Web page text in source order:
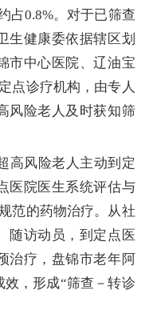
占0.8%。对于已筛查
生健康委依据辖区划
市中心医院、辽油宝
点诊疗机构，由专人
风险老人及时获知筛
风险老人主动到定
医院医生系统评估与
范的药物治疗。从社
随访动员，到定点医
治疗，盘锦市老年阿
，形成“筛查－转诊